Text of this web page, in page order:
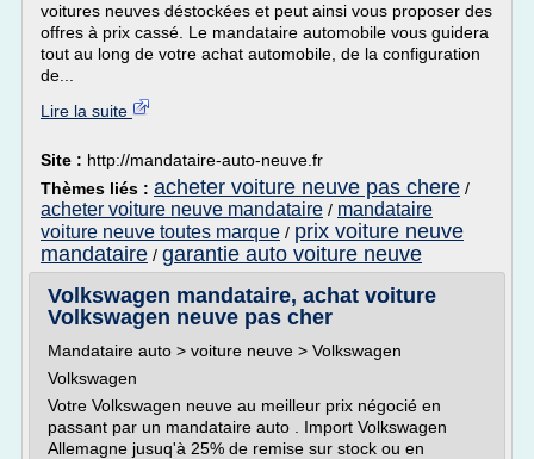
voitures neuves déstockées et peut ainsi vous proposer des
offres à prix cassé. Le mandataire automobile vous guidera
tout au long de votre achat automobile, de la configuration
de...
Lire la suite
Site : http://mandataire-auto-neuve.fr
Thèmes liés : acheter voiture neuve pas chere /
acheter voiture neuve mandataire / mandataire
voiture neuve toutes marque / prix voiture neuve
mandataire / garantie auto voiture neuve
Volkswagen mandataire, achat voiture
Volkswagen neuve pas cher
Mandataire auto > voiture neuve > Volkswagen
Volkswagen
Votre Volkswagen neuve au meilleur prix négocié en
passant par un mandataire auto . Import Volkswagen
Allemagne jusuq'à 25% de remise sur stock ou en